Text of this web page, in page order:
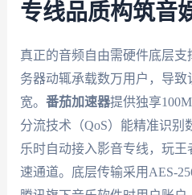
专线品质构筑音
真正的音频自由需硬件底层
务器动辄承载数万用户，导
宽。 番茄加速器提供独享
分流技术（QoS）能精准识别
乐时自动接入影音专线，玩
速通道。底层传输采用AES-